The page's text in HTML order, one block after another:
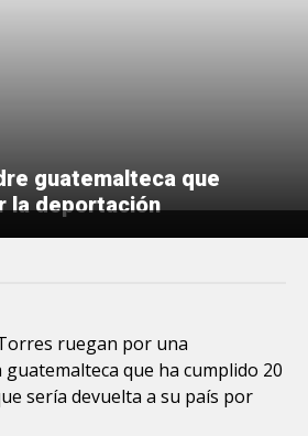
guatemalteca que
la deportación
ruegan por una
que ha cumplido 20
sería devuelta a su país por